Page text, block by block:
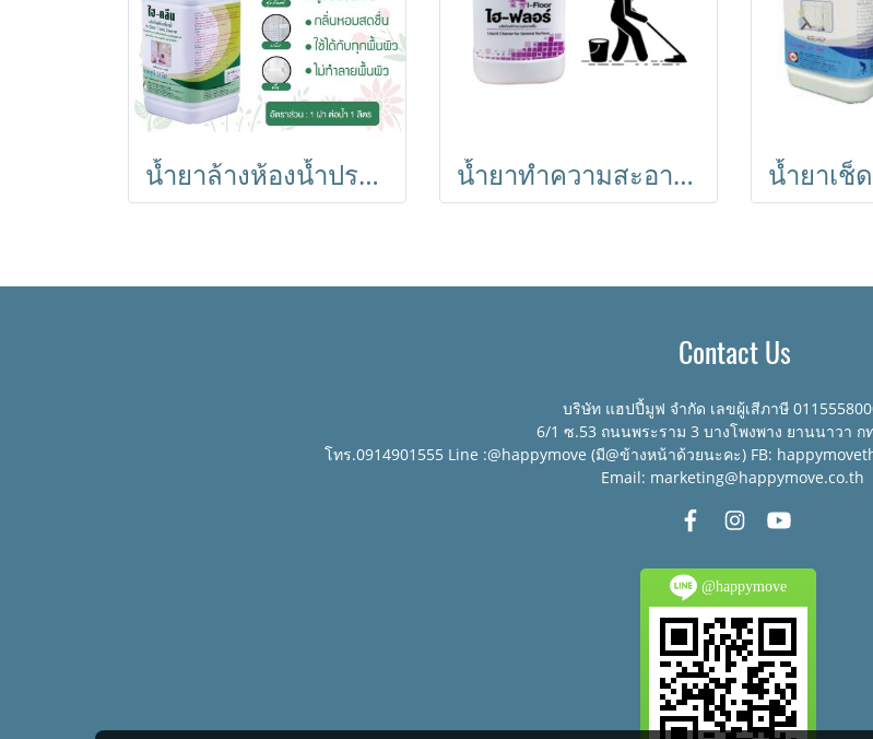
น้ำยาล้างห้องน้ำประจำวัน HI-CLEAN ไฮ คลีน ขนาด 3.8 ลิตร สูตรอ่อนโยน กลิ่นหอมสดชื่น ใช้ได้กับทุกพื้นผิว น้ำยาทำความสะอาดพื้นผิวประจำวัน HI-Floor ไฮ ฟลอร์ ขนาด 3.8 ลิตร เช่น พื้นไม้ ปาร์เก้ กระเบื้องโมเสท กระเบื้องยาง หินอ่อน หินขัด ให้กลิ่นหอมสะอาด ช่วยให้พื้นสะอาดไม่เหนียว
Contact Us
บริษัท แฮปปี้มูฟ จำกัด เลขผู้เสีภาษี
6/1 ซ.53 ถนนพระราม 3 บางโพงพาง ยานนาวา ก
โทร.0914901555 Line :@happymove (มี@ข้างหน้าด้วยนะคะ) FB:
Email: marketing@happymove.co.th
@happymove